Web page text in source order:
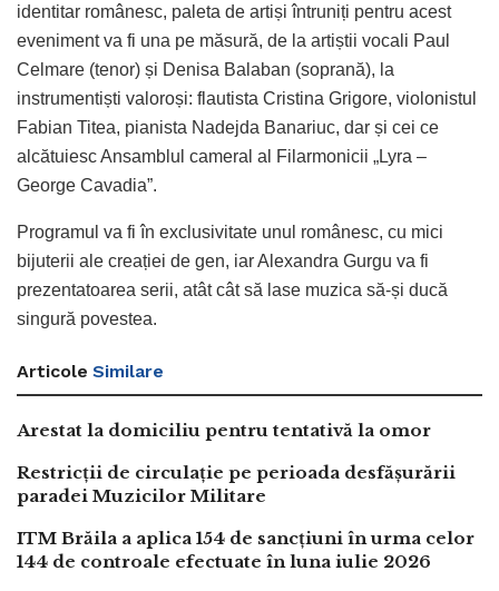
identitar românesc, paleta de artiși întruniți pentru acest
eveniment va fi una pe măsură, de la artiștii vocali Paul
Celmare (tenor) și Denisa Balaban (soprană), la
instrumentiști valoroși: flautista Cristina Grigore, violonistul
Fabian Titea, pianista Nadejda Banariuc, dar și cei ce
alcătuiesc Ansamblul cameral al Filarmonicii „Lyra –
George Cavadia”.
Programul va fi în exclusivitate unul românesc, cu mici
bijuterii ale creației de gen, iar Alexandra Gurgu va fi
prezentatoarea serii, atât cât să lase muzica să-și ducă
singură povestea.
Articole Similare
Arestat la domiciliu pentru tentativă la omor
Restricții de circulație pe perioada desfășurării
paradei Muzicilor Militare
ITM Brăila a aplica 154 de sancțiuni în urma celor
144 de controale efectuate în luna iulie 2026